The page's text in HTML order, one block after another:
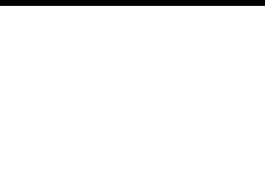
talento e competência de todo o setor, camos